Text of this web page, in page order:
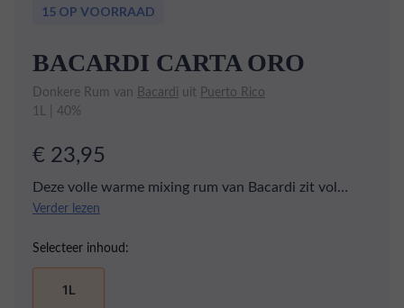
15 OP VOORRAAD
BACARDI CARTA ORO
Donkere Rum van Bacardi uit Puerto Rico
1L | 40%
€ 23,95
Deze volle warme mixing rum van Bacardi zit vol
warme tonen van vanille, boter, geroosterde
zijn subtiele ondertoon van eiken daarnaast een body
die heerlijk tot zijn recht komt in een Dark and
Stormy of een Cuba Libre.
Verder lezen
Selecteer inhoud:
1L